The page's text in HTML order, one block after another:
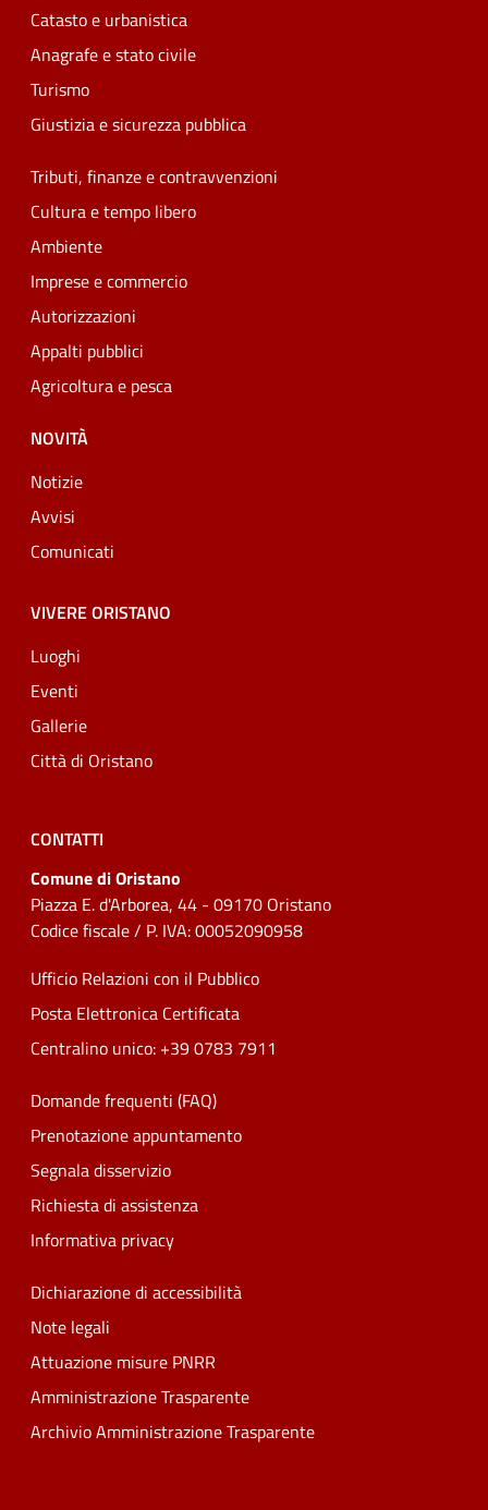
Catasto e urbanistica
Anagrafe e stato civile
Turismo
Giustizia e sicurezza pubblica
Tributi, finanze e contravvenzioni
Cultura e tempo libero
Ambiente
Imprese e commercio
Autorizzazioni
Appalti pubblici
Agricoltura e pesca
NOVITÀ
Notizie
Avvisi
Comunicati
VIVERE ORISTANO
Luoghi
Eventi
Gallerie
Città di Oristano
CONTATTI
Comune di Oristano
Piazza E. d'Arborea, 44 - 09170 Oristano
Codice fiscale / P. IVA: 00052090958
Ufficio Relazioni con il Pubblico
Posta Elettronica Certificata
Centralino unico: +39 0783 7911
Domande frequenti (FAQ)
Prenotazione appuntamento
Segnala disservizio
Richiesta di assistenza
Informativa privacy
Dichiarazione di accessibilità
Note legali
Attuazione misure PNRR
Amministrazione Trasparente
Archivio Amministrazione Trasparente